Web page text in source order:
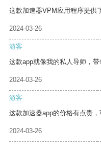
这款加速器VPM应用程序提供
2024-03-26
游客
这款app就像我的私人导师，带
2024-03-26
游客
这款加速器app的价格有点贵
2024-03-26